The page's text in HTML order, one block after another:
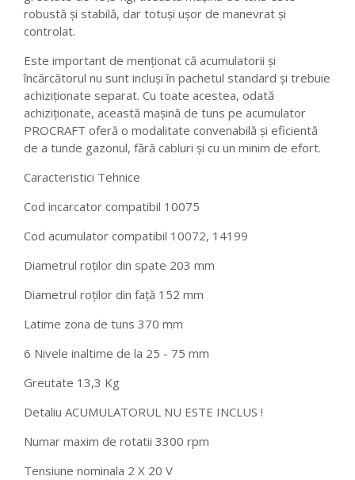
robustă și stabilă, dar totuși ușor de manevrat și
controlat.
Este important de menționat că acumulatorii și
încărcătorul nu sunt incluși în pachetul standard și trebuie
achiziționate separat. Cu toate acestea, odată
achiziționate, această mașină de tuns pe acumulator
PROCRAFT oferă o modalitate convenabilă și eficientă
de a tunde gazonul, fără cabluri și cu un minim de efort.
Caracteristici Tehnice
Cod incarcator compatibil 10075
Cod acumulator compatibil 10072, 14199
Diametrul roților din spate 203 mm
Diametrul roților din față 152 mm
Latime zona de tuns 370 mm
6 Nivele inaltime de la 25 - 75 mm
Greutate 13,3 Kg
Detaliu ACUMULATORUL NU ESTE INCLUS !
Numar maxim de rotatii 3300 rpm
Tensiune nominala 2 X 20 V